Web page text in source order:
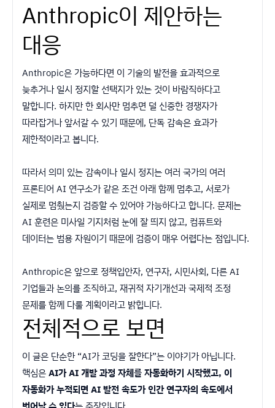
Anthropic이 제안하는
대응
Anthropic은 가능하다면 이 기술의 발전을 효과적으로
늦추거나 일시 정지할 선택지가 있는 것이 바람직하다고
말합니다. 하지만 한 회사만 멈추면 덜 신중한 경쟁자가
따라잡거나 앞서갈 수 있기 때문에, 단독 감속은 효과가
제한적이라고 봅니다.
따라서 의미 있는 감속이나 일시 정지는 여러 국가의 여러
프론티어 AI 연구소가 같은 조건 아래 함께 멈추고, 서로가
실제로 멈췄는지 검증할 수 있어야 가능하다고 합니다. 문제는
AI 훈련은 미사일 기지처럼 눈에 잘 띄지 않고, 컴퓨트와
데이터는 범용 자원이기 때문에 검증이 매우 어렵다는 점입니다.
Anthropic은 앞으로 정책입안자, 연구자, 시민사회, 다른 AI
기업들과 논의를 조직하고, 재귀적 자기개선과 국제적 조정
문제를 함께 다룰 계획이라고 밝힙니다.
전체적으로 보면
이 글은 단순한 “AI가 코딩을 잘한다”는 이야기가 아닙니다.
핵심은AI가 AI 개발 과정 자체를 자동화하기 시작했고, 이
자동화가 누적되면 AI 발전 속도가 인간 연구자의 속도에서